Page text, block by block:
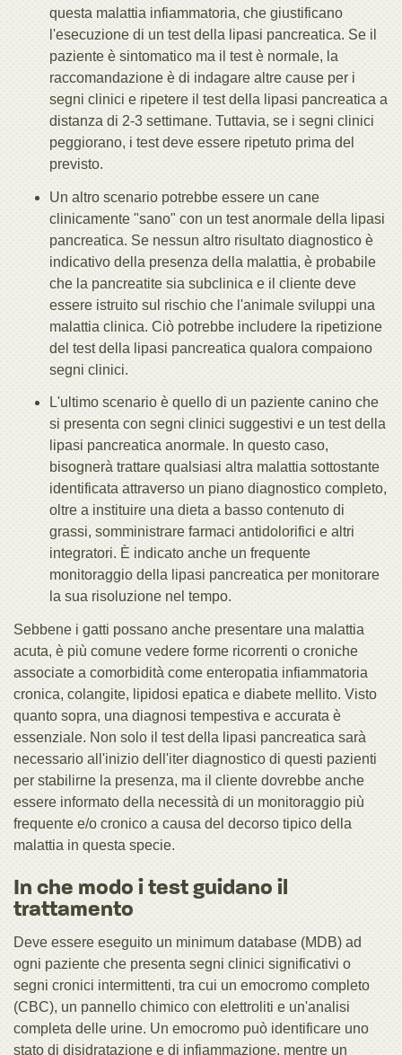
questa malattia infiammatoria, che giustificano
l'esecuzione di un test della lipasi pancreatica. Se il
paziente è sintomatico ma il test è normale, la
raccomandazione è di indagare altre cause per i
segni clinici e ripetere il test della lipasi pancreatica a
distanza di 2-3 settimane. Tuttavia, se i segni clinici
peggiorano, i test deve essere ripetuto prima del
previsto.
Un altro scenario potrebbe essere un cane
clinicamente "sano" con un test anormale della lipasi
pancreatica. Se nessun altro risultato diagnostico è
indicativo della presenza della malattia, è probabile
che la pancreatite sia subclinica e il cliente deve
essere istruito sul rischio che l'animale sviluppi una
malattia clinica. Ciò potrebbe includere la ripetizione
del test della lipasi pancreatica qualora compaiono
segni clinici.
L'ultimo scenario è quello di un paziente canino che
si presenta con segni clinici suggestivi e un test della
lipasi pancreatica anormale. In questo caso,
bisognerà trattare qualsiasi altra malattia sottostante
identificata attraverso un piano diagnostico completo,
oltre a instituire una dieta a basso contenuto di
grassi, somministrare farmaci antidolorifici e altri
integratori. È indicato anche un frequente
monitoraggio della lipasi pancreatica per monitorare
la sua risoluzione nel tempo.
Sebbene i gatti possano anche presentare una malattia
acuta, è più comune vedere forme ricorrenti o croniche
associate a comorbidità come enteropatia infiammatoria
cronica, colangite, lipidosi epatica e diabete mellito. Visto
quanto sopra, una diagnosi tempestiva e accurata è
essenziale. Non solo il test della lipasi pancreatica sarà
necessario all'inizio dell'iter diagnostico di questi pazienti
per stabilirne la presenza, ma il cliente dovrebbe anche
essere informato della necessità di un monitoraggio più
frequente e/o cronico a causa del decorso tipico della
malattia in questa specie.
In che modo i test guidano il
trattamento
Deve essere eseguito un minimum database (MDB) ad
ogni paziente che presenta segni clinici significativi o
segni cronici intermittenti, tra cui un emocromo completo
(CBC), un pannello chimico con elettroliti e un'analisi
completa delle urine. Un emocromo può identificare uno
stato di disidratazione e di infiammazione, mentre un